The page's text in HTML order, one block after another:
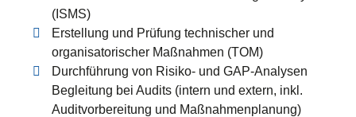
(ISMS)
Erstellung und Prüfung technischer und
organisatorischer Maßnahmen (TOM)
Durchführung von Risiko- und GAP-Analysen
Begleitung bei Audits (intern und extern, inkl.
Auditvorbereitung und Maßnahmenplanung)